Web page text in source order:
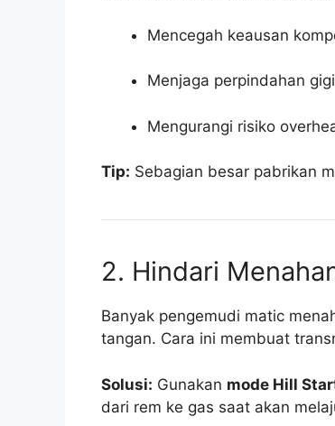
Mencegah keausan
Menjaga perpindahan
Mengurangi risiko
Tip: Sebagian besar pabrikan
2. Hindari
Banyak pengemudi matic
tangan. Cara ini membuat
Solusi: Gunakan mode Hill
dari rem ke gas saat akan